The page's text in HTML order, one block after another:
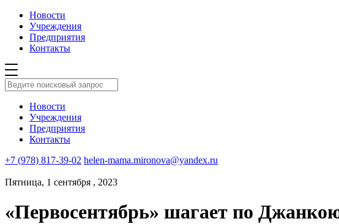
Новости
Учреждения
Предприятия
Контакты
Новости
Учреждения
Предприятия
Контакты
+7 (978) 817-39-02 helen-mama.mironova@yandex.ru
Пятница, 1 сентября , 2023
«Первосентябрь» шагает по